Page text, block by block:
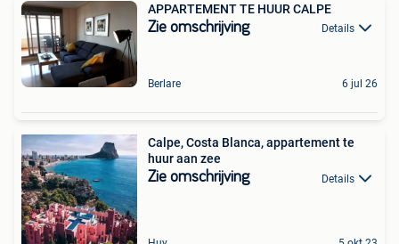
APPARTEMENT TE HUUR CALPE
Zie omschrijving Details
Berlare 6 jul 26
Calpe, Costa Blanca, appartement te
huur aan zee
Zie omschrijving Details